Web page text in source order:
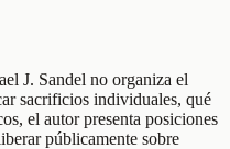
J. Sandel no organiza el
sacrificios individuales, qué
el autor presenta posiciones
públicamente sobre